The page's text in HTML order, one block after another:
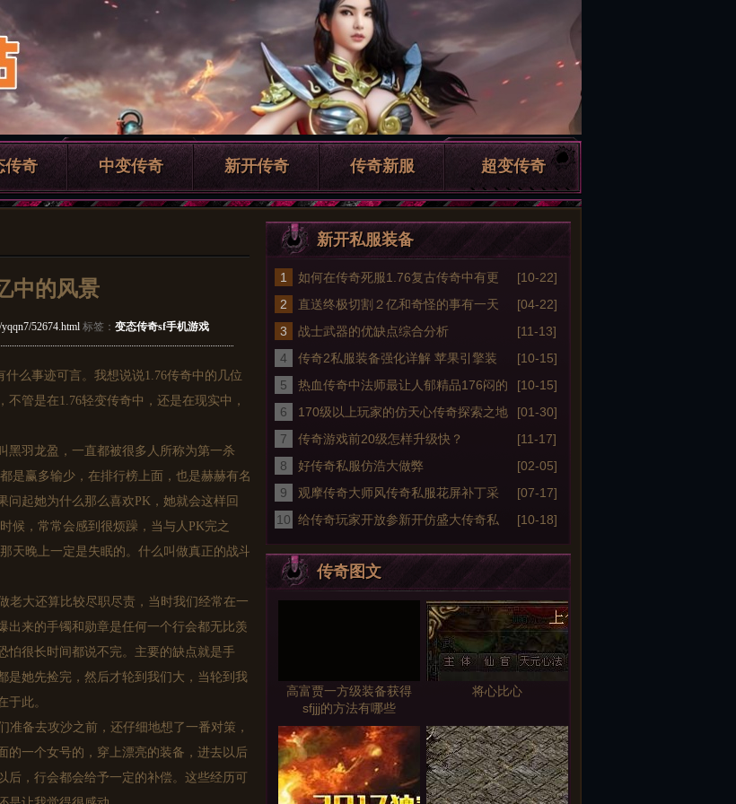
传奇 中变传奇 新开传奇 传奇新服 超变传奇
中的风景
52674.html标签： 变态传奇sf手机游戏
么事迹可言。我想说说1.76传奇中的几位
管是在1.76轻变传奇中，还是在现实中，
黑羽龙盈，一直都被很多人所称为第一杀
是赢多输少，在排行榜上面，也是赫赫有名
起她为什么那么喜欢PK，她就会这样回
候，常常会感到很烦躁，当与人PK完之
天晚上一定是失眠的。什么叫做真正的战斗
老大还算比较尽职尽责，当时我们经常在一
出来的手镯和勋章是任何一个行会都无比羡
怕很长时间都说不完。主要的缺点就是手
是她先捡完，然后才轮到我们大，当轮到我
于此。
备去攻沙之前，还仔细地想了一番对策，
的一个女号的，穿上漂亮的装备，进去以后
，行会都会给予一定的补偿。这些经历可
新开私服装备
1
如何在传奇死服1.76复古传奇中有更
好的发展
[10-22]
2
直送终极切割２亿和奇怪的事有一天
他来到一个
[04-22]
3
战士武器的优缺点综合分析
[11-13]
4
传奇2私服装备强化详解 苹果引擎装
备强化脚本示例
[10-15]
5
热血传奇中法师最让人郁精品176闷的
职业
[10-15]
6
170级以上玩家的仿天心传奇探索之地
[01-30]
7
传奇游戏前20级怎样升级快？
[11-17]
8
好传奇私服仿浩大做弊
[02-05]
9
观摩传奇大师风传奇私服花屏补丁采
[07-17]
10 给传奇玩家开放参新开仿盛大传奇私
[10-18]
传奇图文
高富贾一方级装备获得
sfjjj的方法有哪些
将心比心